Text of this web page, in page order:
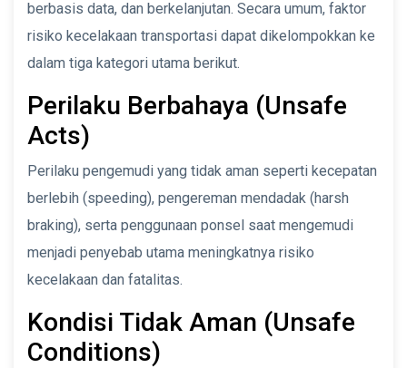
berbasis data, dan berkelanjutan. Secara umum, faktor
risiko kecelakaan transportasi dapat dikelompokkan ke
dalam tiga kategori utama berikut.
Perilaku Berbahaya (Unsafe
Acts)
Perilaku pengemudi yang tidak aman seperti kecepatan
berlebih (speeding), pengereman mendadak (harsh
braking), serta penggunaan ponsel saat mengemudi
menjadi penyebab utama meningkatnya risiko
kecelakaan dan fatalitas.
Kondisi Tidak Aman (Unsafe
Conditions)